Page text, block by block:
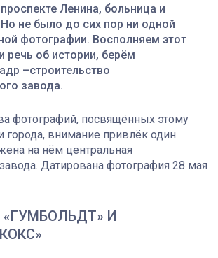
Ленина, больница и
не было до сих пор ни одной
фотографии. Восполняем этот
речь об истории, берём
–строительство
завода.
фотографий, посвящённых этому
города, внимание привлёк один
на нём центральная
Датирована фотография 28 мая
И